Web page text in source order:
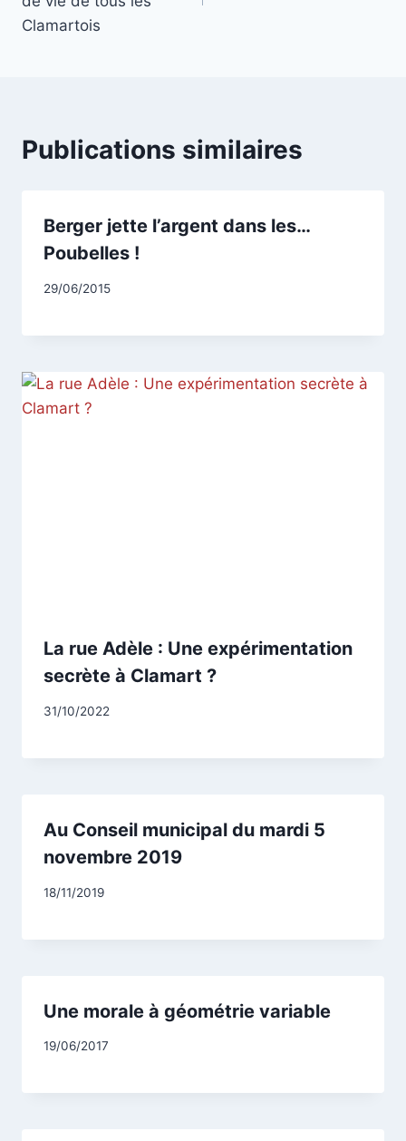
Clamartois
Publications similaires
Berger jette l’argent dans les…
Poubelles !
Par
29/06/2015
La rue Adèle : Une expérimentation
secrète à Clamart ?
Par
31/10/2022
Au Conseil municipal du mardi 5
novembre 2019
Par
18/11/2019
Une morale à géométrie variable
Par
19/06/2017